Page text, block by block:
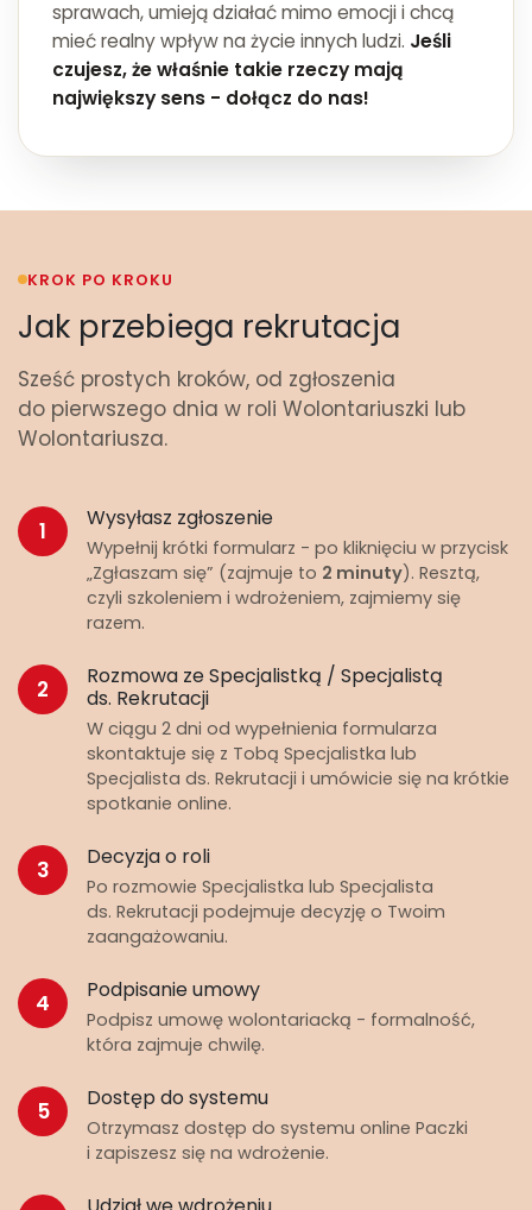
sprawach, umieją działać mimo emocji i chcą
mieć realny wpływ na życie innych ludzi. Jeśli
czujesz, że właśnie takie rzeczy mają
największy sens - dołącz do nas!
KROK PO KROKU
Jak przebiega rekrutacja
Sześć prostych kroków, od zgłoszenia
do pierwszego dnia w roli Wolontariuszki lub
Wolontariusza.
1 Wysyłasz zgłoszenie
Wypełnij krótki formularz - po kliknięciu w przycisk
„Zgłaszam się” (zajmuje to 2 minuty). Resztą,
czyli szkoleniem i wdrożeniem, zajmiemy się
razem.
2
Rozmowa ze Specjalistką / Specjalistą
ds. Rekrutacji
W ciągu 2 dni od wypełnienia formularza
skontaktuje się z Tobą Specjalistka lub
Specjalista ds. Rekrutacji i umówicie się na krótkie
spotkanie online.
3 Decyzja o roli
Po rozmowie Specjalistka lub Specjalista
ds. Rekrutacji podejmuje decyzję o Twoim
zaangażowaniu.
4 Podpisanie umowy
Podpisz umowę wolontariacką - formalność,
która zajmuje chwilę.
5 Dostęp do systemu
Otrzymasz dostęp do systemu online Paczki
i zapiszesz się na wdrożenie.